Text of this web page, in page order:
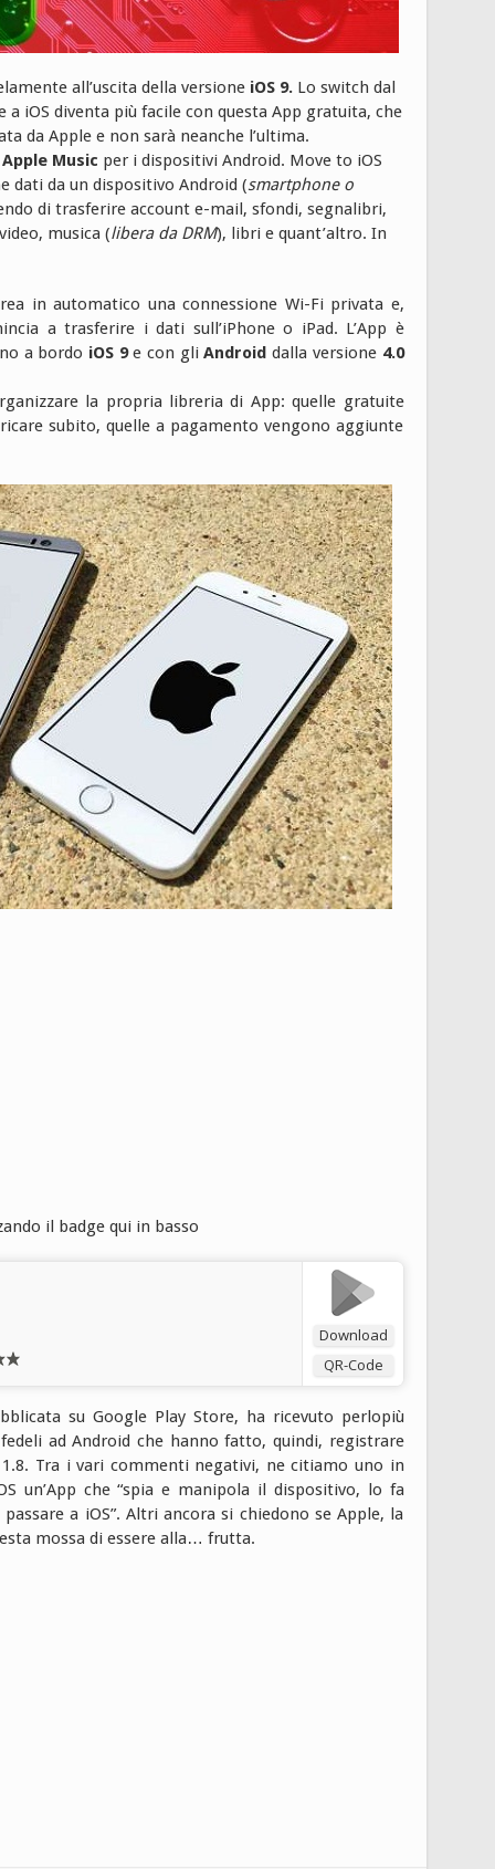
all’uscita della versione iOS 9. Lo switch dal
iOS diventa più facile con questa App gratuita, che
da Apple e non sarà neanche l’ultima.
Apple Music per i dispositivi Android. Move to iOS
dati da un dispositivo Android (smartphone o
di trasferire account e-mail, sfondi, segnalibri,
musica (libera da DRM), libri e quant’altro. In
in automatico una connessione Wi-Fi privata e,
a trasferire i dati sull’iPhone o iPad. L’App è
a bordo iOS 9e con gliAndroid dalla versione 4.0
la propria libreria di App: quelle gratuite
subito, quelle a pagamento vengono aggiunte
il badge qui in basso
Download
QR-Code
su Google Play Store, ha ricevuto perlopiù
ad Android che hanno fatto, quindi, registrare
Tra i vari commenti negativi, ne citiamo uno in
un’App che “spia e manipola il dispositivo, lo fa
a iOS”. Altri ancora si chiedono se Apple, la
mossa di essere alla… frutta.